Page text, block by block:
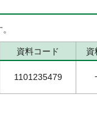
資料コード 資
1101235479